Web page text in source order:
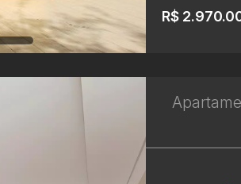
Capacidade
R$